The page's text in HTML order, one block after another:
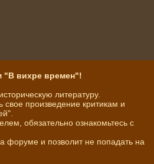
"В вихре времен"!
литературу.
произведение критикам и
обязательно ознакомьтесь с
форуме и позволит не попадать на